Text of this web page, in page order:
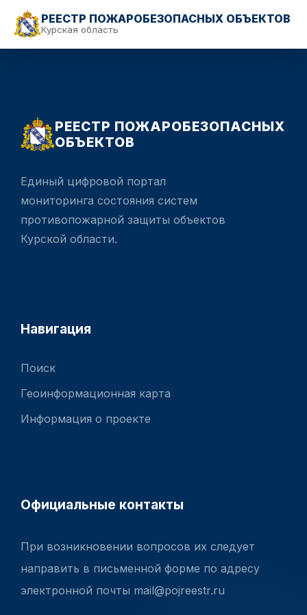
РЕЕСТР ПОЖАРОБЕЗОПАСНЫХ ОБЪЕКТОВ
Курская область
РЕЕСТР ПОЖАРОБЕЗОПАСНЫХ
ОБЪЕКТОВ
Единый цифровой портал
мониторинга состояния систем
противопожарной защиты объектов
Курской области.
Навигация
Поиск
Геоинформационная карта
Информация о проекте
Официальные контакты
При возникновении вопросов их следует
направить в письменной форме по адресу
электронной почты mail@pojreestr.ru